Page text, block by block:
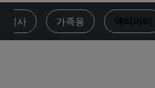
식사 가족용 액티비티